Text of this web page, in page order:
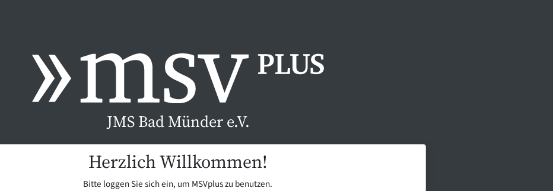
JMS Bad Münder e.V.
Herzlich Willkommen!
Bitte loggen Sie sich ein, um MSVplus zu benutzen.